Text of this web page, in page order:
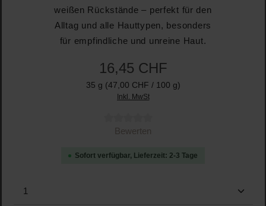
weißen Rückstände – perfekt für den
Alltag und alle Hauttypen, besonders
für empfindliche und unreine Haut.
16,45 CHF
35 g (47,00 CHF / 100 g)
Inkl. MwSt
Durchschnittliche Bewertung von 0 von 5 Sternen
Bewerten
Sofort verfügbar, Lieferzeit: 2-3 Tage
Produkt Anzahl: Gib den gewünschten Wert ein